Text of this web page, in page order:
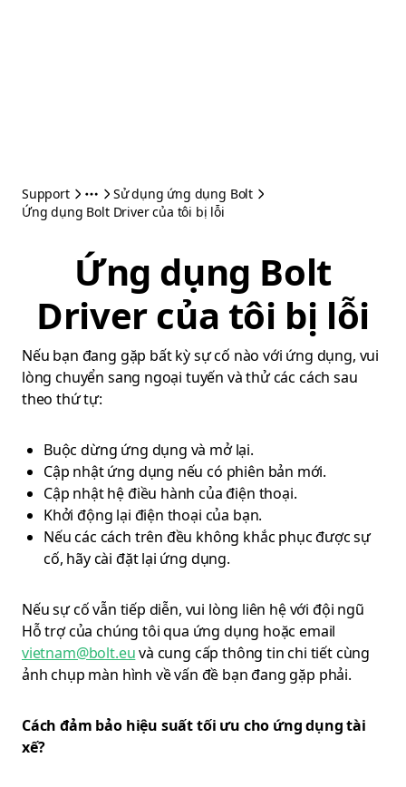
Support
Sử dụng ứng dụng Bolt
Ứng dụng Bolt Driver của tôi bị lỗi
Ứng dụng Bolt
Driver của tôi bị lỗi
Nếu bạn đang gặp bất kỳ sự cố nào với ứng dụng, vui
lòng chuyển sang ngoại tuyến và thử các cách sau
theo thứ tự:
Buộc dừng ứng dụng và mở lại.
Cập nhật ứng dụng nếu có phiên bản mới.
Cập nhật hệ điều hành của điện thoại.
Khởi động lại điện thoại của bạn.
Nếu các cách trên đều không khắc phục được sự
cố, hãy cài đặt lại ứng dụng.
Nếu sự cố vẫn tiếp diễn, vui lòng liên hệ với đội ngũ
Hỗ trợ của chúng tôi qua ứng dụng hoặc email
vietnam@bolt.euvà cung cấp thông tin chi tiết cùng
ảnh chụp màn hình về vấn đề bạn đang gặp phải.
Cách đảm bảo hiệu suất tối ưu cho ứng dụng tài
xế?